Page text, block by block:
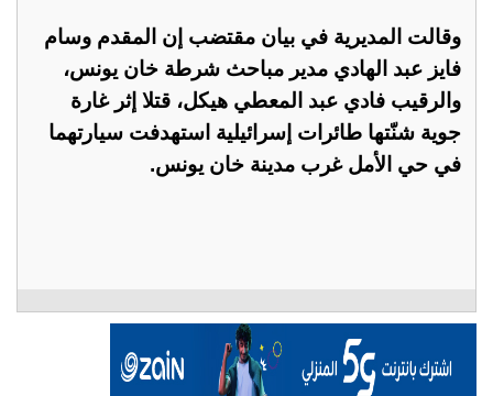
وقالت المديرية في بيان مقتضب إن المقدم وسام
فايز عبد الهادي مدير مباحث شرطة خان يونس،
والرقيب فادي عبد المعطي هيكل، قتلا إثر غارة
جوية شنّتها طائرات إسرائيلية استهدفت سيارتهما
في حي الأمل غرب مدينة خان يونس.